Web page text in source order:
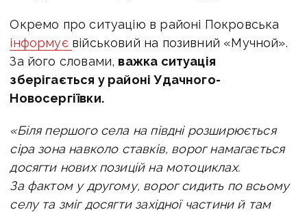
Окремо про ситуацію в районі Покровська
інформує військовий на позивний «Мучной».
За його словами, важка ситуація
зберігається у районі Удачного-
Новосергіївки.
«Біля першого села на півдні розширюється
сіра зона навколо ставків, ворог намагається
досягти нових позицій на мотоциклах.
За фактом у другому, ворог сидить по всьому
селу та зміг досягти західної частини й там